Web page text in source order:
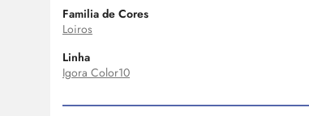
Familia de Cores
Loiros
Linha
Igora Color10